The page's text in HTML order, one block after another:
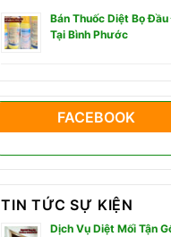
Bán Thuốc Diệt Bọ
Tại Bình Phước
FACEBOOK
TIN TỨC SỰ KIỆN
Dịch Vụ Diệt Mối Tận